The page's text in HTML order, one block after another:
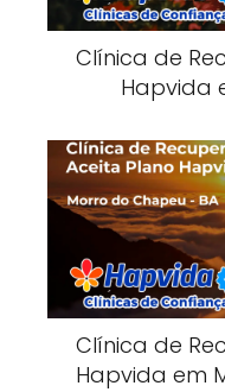
Clínica de
Hapvida
Clínica de
Hapvida em